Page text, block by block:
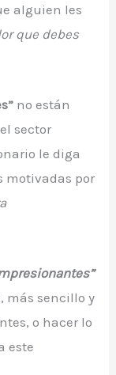
alguien les
que debes
no están
sector
le diga
motivadas por
más sencillo y
o hacer lo
este